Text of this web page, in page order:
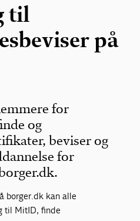
til
på
for
og
beviser og
for
borger.dk kan alle
til MitID, finde